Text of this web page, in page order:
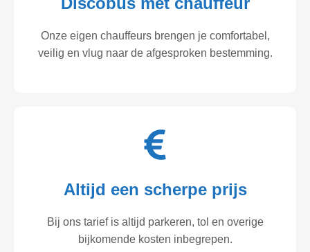
Onze eigen chauffeurs brengen je comfortabel,
veilig en vlug naar de afgesproken bestemming.
Altijd een scherpe prijs
Bij ons tarief is altijd parkeren, tol en overige
bijkomende kosten inbegrepen.